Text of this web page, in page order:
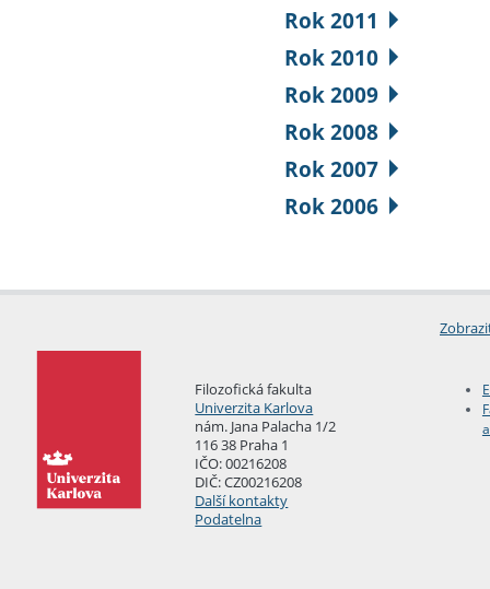
Rok 2011
Rok 2010
Rok 2009
Rok 2008
Rok 2007
Rok 2006
Filozofická fakulta
Univerzita Karlova
nám. Jana Palacha 1/2
116 38 Praha 1
IČO: 00216208
DIČ: CZ00216208
Další kontakty
Podatelna